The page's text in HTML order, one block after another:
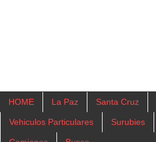
HOME La Paz Santa Cruz
Vehiculos Particulares Surubies